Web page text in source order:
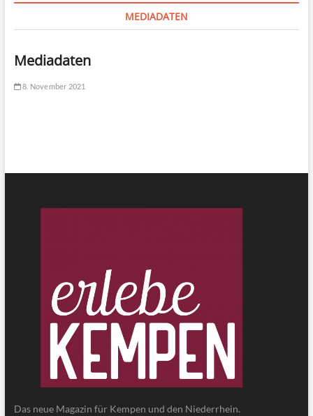
MEDIADATEN
Mediadaten
8. November 2021
Das neue Magazin für Kempen und den Niederrhein.